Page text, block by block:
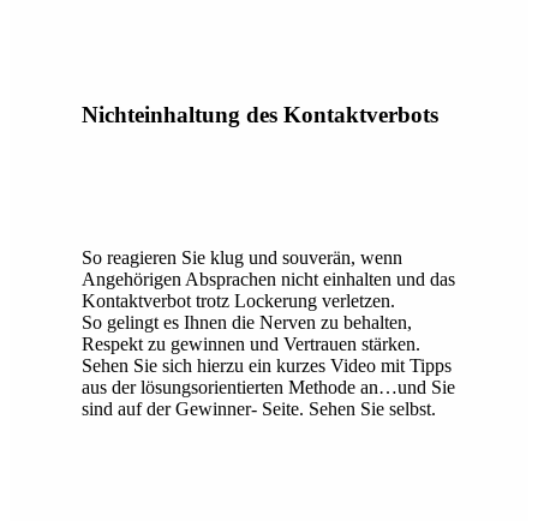
Nichteinhaltung des Kontaktverbots
So reagieren Sie klug und souverän, wenn
Angehörigen Absprachen nicht einhalten und das
Kontaktverbot trotz Lockerung verletzen.
So gelingt es Ihnen die Nerven zu behalten,
Respekt zu gewinnen und Vertrauen stärken.
Sehen Sie sich hierzu ein kurzes Video mit Tipps
aus der lösungsorientierten Methode an…und Sie
sind auf der Gewinner- Seite. Sehen Sie selbst.